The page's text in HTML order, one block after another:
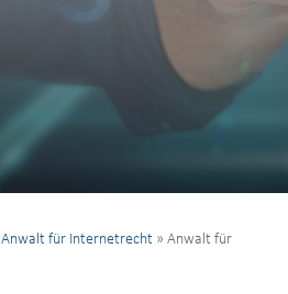
Anwalt für Internetrecht » Anwalt für